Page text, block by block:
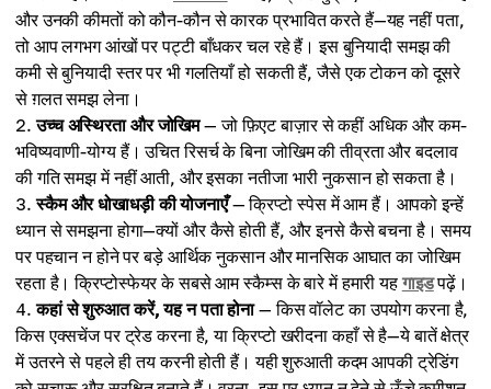
और उनकी कीमतों को कौन-कौन से कारक प्रभावित करते हैं—यह नहीं पता,
तो आप लगभग आंखों पर पट्टी बाँधकर चल रहे हैं। इस बुनियादी समझ की
कमी से बुनियादी स्तर पर भी गलतियाँ हो सकती हैं, जैसे एक टोकन को दूसरे
से ग़लत समझ लेना।
उच्च अस्थिरता और जोखिम— जो फ़िएट बाज़ार से कहीं अधिक और कम-
भविष्यवाणी-योग्य हैं। उचित रिसर्च के बिना जोखिम की तीव्रता और बदलाव
की गति समझ में नहीं आती, और इसका नतीजा भारी नुकसान हो सकता है।
स्कैम और धोखाधड़ी की योजनाएँ— क्रिप्टो स्पेस में आम हैं। आपको इन्हें
ध्यान से समझना होगा—क्यों और कैसे होती हैं, और इनसे कैसे बचना है। समय
पर पहचान न होने पर बड़े आर्थिक नुकसान और मानसिक आघात का जोखिम
रहता है। क्रिप्टोस्फेयर के सबसे आम स्कैम्स के बारे में हमारी यहगाइडपढ़ें।
कहां से शुरुआत करें, यह न पता होना— किस वॉलेट का उपयोग करना है,
किस एक्सचेंज पर ट्रेड करना है, या क्रिप्टो खरीदना कहाँ से है—ये बातें क्षेत्र
में उतरने से पहले ही तय करनी होती हैं। यही शुरुआती कदम आपकी ट्रेडिंग